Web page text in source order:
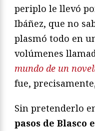
periplo le llevó
Ibáñez, que no
plasmó todo en
volúmenes
mundo de un
fue,
Sin pretenderlo
pasos de